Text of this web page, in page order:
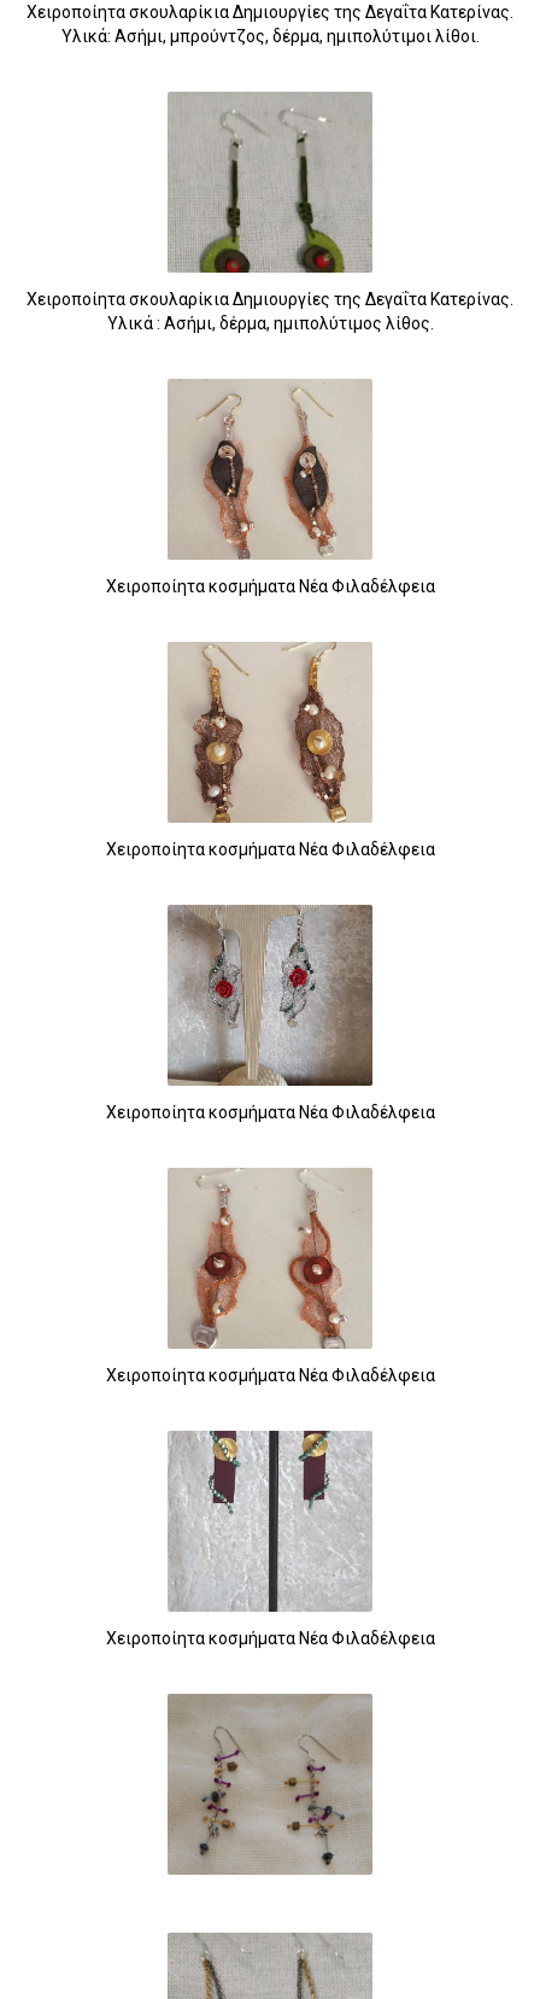
Χειροποίητα σκουλαρίκια Δημιουργίες της Δεγαΐτα Κατερίνας.
Υλικά: Ασήμι, μπρούντζος, δέρμα, ημιπολύτιμοι λίθοι.
Χειροποίητα σκουλαρίκια Δημιουργίες της Δεγαΐτα Κατερίνας.
Υλικά : Ασήμι, δέρμα, ημιπολύτιμος λίθος.
Χειροποίητα κοσμήματα Νέα Φιλαδέλφεια
Χειροποίητα κοσμήματα Νέα Φιλαδέλφεια
Χειροποίητα κοσμήματα Νέα Φιλαδέλφεια
Χειροποίητα κοσμήματα Νέα Φιλαδέλφεια
Χειροποίητα κοσμήματα Νέα Φιλαδέλφεια
118